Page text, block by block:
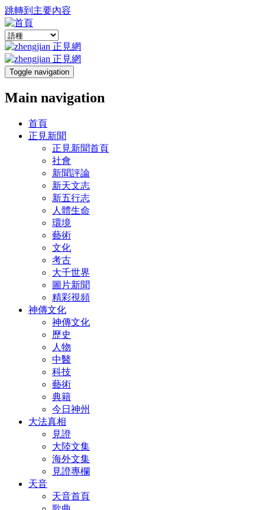
跳轉到主要內容
Toggle navigation
Main navigation
首頁
正見新聞
正見新聞首頁
社會
新聞評論
新天文志
新五行志
人體生命
環境
藝術
文化
考古
大千世界
圖片新聞
精彩視頻
神傳文化
神傳文化
歷史
人物
中醫
科技
藝術
典籍
今日神州
大法真相
見證
大陸文集
海外文集
見證專欄
天音
天音首頁